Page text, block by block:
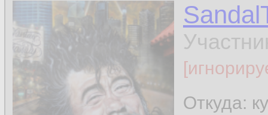
Откуда: